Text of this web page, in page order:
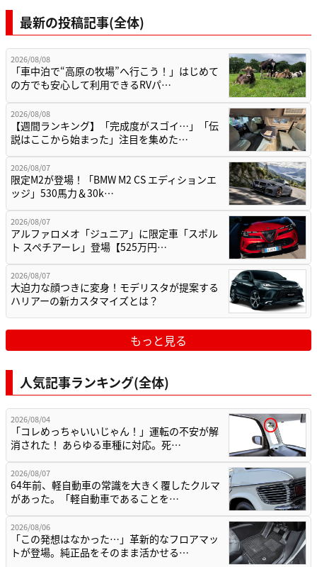
最新の投稿記事(全体)
2026/08/08
「車中泊で“高原の牧場”へ行こう！」はじめて
の方でも安心して利用できるRVパ…
2026/08/08
【週間ランキング】「完成度がスゴイ…」「伝
説はここから始まった」注目を集めた…
2026/08/07
限定M2が登場！「BMW M2 CS エディションエ
ッジ」530馬力＆30k…
2026/08/07
アルファロメオ「ジュニア」に限定車「スポル
ト スペチアーレ」登場【525万円…
2026/08/07
大迫力な顔つきに変身！モデリスタが提案する
ハリアーの新カスタマイズとは？
もっと見る
人気記事ランキング(全体)
2026/08/04
「コレめっちゃいいじゃん！」運転の不安が解
消された！ あらゆる車種に対応。死…
2026/08/07
64年前、軽自動車の常識を大きく覆したクルマ
があった。「軽自動車であることを…
2026/08/06
「この発想はなかった…」革新的なフロアマッ
トが登場。純正品をそのまま活かせる…